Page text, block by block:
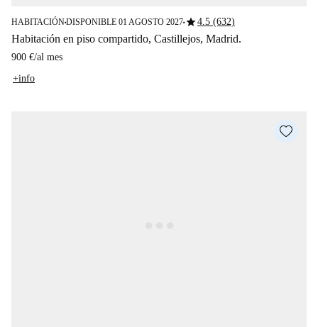
HABITACIÓN■DISPONIBLE 01 AGOSTO 2027■star4.5 (632)
Habitación en piso compartido, Castillejos, Madrid.
900 €/al mes
+info